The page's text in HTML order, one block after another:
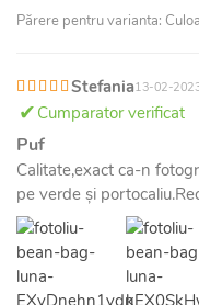
Părere pentru varianta:
Stefania13-02-
Cumparator verificat
Puf
Calitate,exact ca-n
pe verde și